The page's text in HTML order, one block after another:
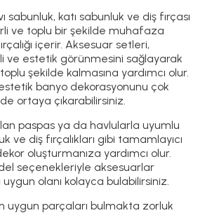
sabunluk, katı sabunluk ve diş fırçası
ve toplu bir şekilde muhafaza
içerir. Aksesuar setleri,
ve estetik görünmesini sağlayarak
şekilde kalmasına yardımcı olur.
banyo dekorasyonunu çok
ortaya çıkarabilirsiniz.
paspas ya da havlularla uyumlu
ve diş fırçalıkları gibi tamamlayıcı
oluşturmanıza yardımcı olur.
seçenekleriyle aksesuarlar
uygun olanı kolayca bulabilirsiniz.
uygun parçaları bulmakta zorluk